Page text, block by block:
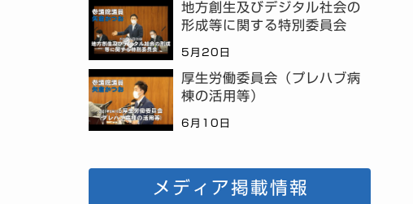
地方創生及びデジタル社会の
形成等に関する特別委員会
5月20日
厚生労働委員会（プレハブ病
棟の活用等）
6月10日
メディア掲載情報